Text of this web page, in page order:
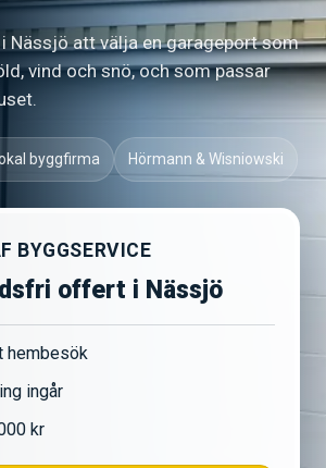
Nässjö att välja en garageport som
vind och snö, och som passar
byggfirma Hörmann & Wisniowski
BYGGSERVICE
offert i Nässjö
hembesök
ingår
kr